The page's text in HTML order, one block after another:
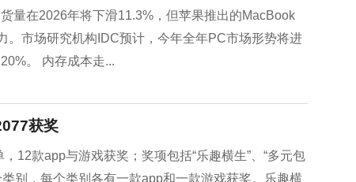
量在2026年将下滑11.3%，但苹果推出的MacBook
。市场研究机构IDC预计，今年全年PC市场形势将进
。 内存成本走...
获奖
12款app与游戏获奖；奖项包括“乐趣横生”、“多元包
类别，每个类别各有一款app和一款游戏获奖。乐趣横